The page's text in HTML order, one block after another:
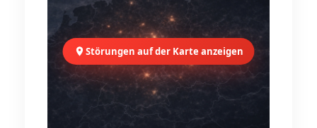
Störungen auf der Karte anzeigen